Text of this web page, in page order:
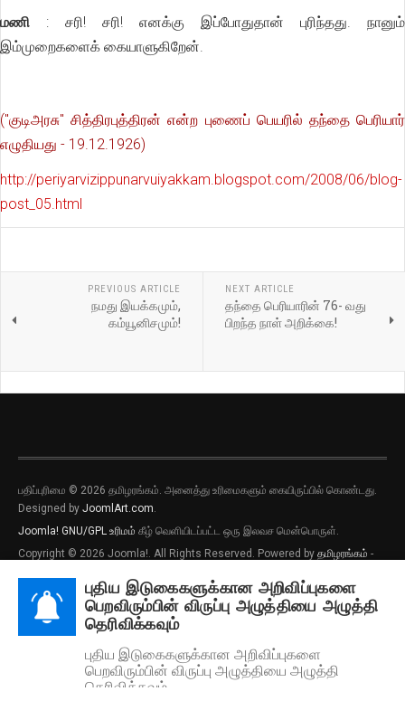
மணி : சரி! சரி! எனக்கு இப்போதுதான் புரிந்தது. நானும்
இம்முறைகளைக் கையாளுகிறேன்.
("குடிஅரசு" சித்திரபுத்திரன் என்ற புணைப் பெயரில் தந்தை பெரியார்
எழுதியது - 19.12.1926)
http://periyarvizippunarvuiyakkam.blogspot.com/2008/06/blog-
post_05.html
PREVIOUS ARTICLE
நமது இயக்கமும்,
கம்யூனிசமும்!
NEXT ARTICLE
தந்தை பெரியாரின் 76- வது
பிறந்த நாள் அறிக்கை!
பதிப்புரிமை © 2026 தமிழரங்கம். அனைத்து உரிமைகளும் கையிருப்பில் கொண்டது.
Designed by JoomlArt.com.
Joomla! GNU/GPL உரிமம் கீழ் வெளியிடப்பட்ட ஒரு இலவச மென்பொருள்.
Copyright © 2026 Joomla!. All Rights Reserved. Powered by தமிழரங்கம் -
Bootstrap
is a front-end framework of Twitter, Inc. Code licensed under
Apache License v2.0.
Font Awesome
font licensed under
புதிய இடுகைகளுக்கான அறிவிப்புகளை
பெறவிரும்பின் விருப்பு அழுத்தியை அழுத்தி
தெரிவிக்கவும்
புதிய இடுகைகளுக்கான அறிவிப்புகளை
பெறவிரும்பின் விருப்பு அழுத்தியை அழுத்தி
தெரிவிக்கவும்
தற்போது வேண்டாம்
by PushAlert